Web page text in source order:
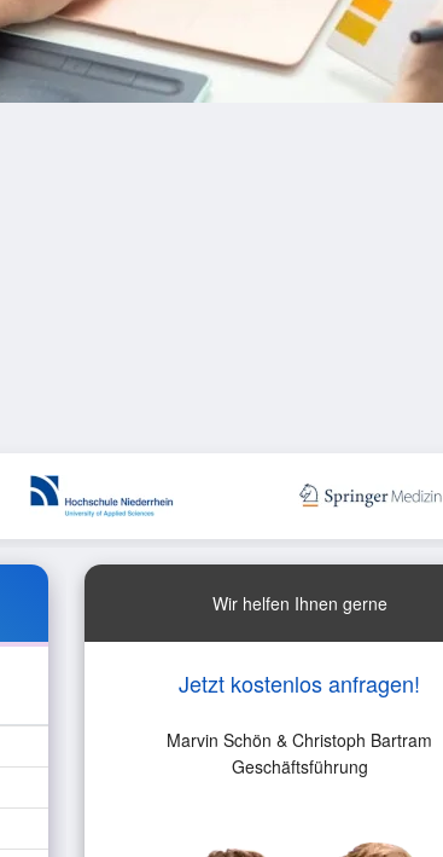
Wir helfen Ihnen gerne
Jetzt kostenlos anfragen!
Marvin Schön & Christoph Bartram
Geschäftsführung